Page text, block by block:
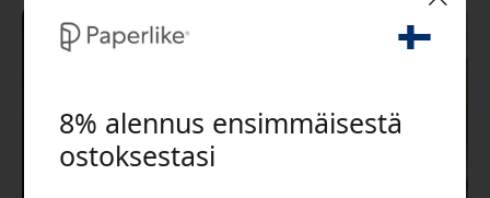
8% alennus ensimmäisestä
ostoksestasi
🎉 Alennuskoodisi: